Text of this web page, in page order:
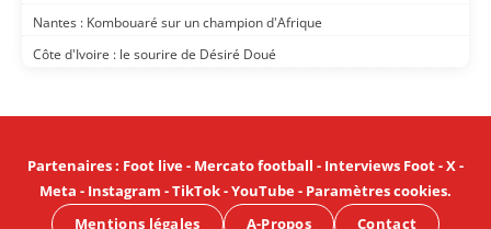
Nantes : Kombouaré sur un champion d'Afrique
Côte d'Ivoire : le sourire de Désiré Doué
Partenaires: Foot live- Mercato football - Interviews Foot-X-
Meta - Instagram -TikTok-YouTube- Paramètres cookies.
Mentions légales
A-Propos Contact